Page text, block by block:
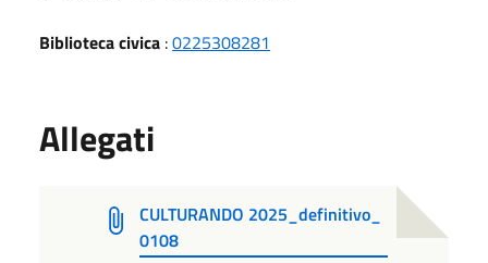
Biblioteca civica :0225308281
Allegati
CULTURANDO 2025_definitivo_
0108